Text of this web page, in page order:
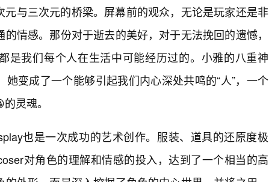
与三次元的桥梁。屏幕前的观众，无论是玩家还是非
情感。那份对于逝去的美好，对于无法挽回的遗憾，
是我们每个人在生活中可能经历过的。小雅的八重神
变成了一个能够引起我们内心深处共鸣的“人”，一个
灵魂。
也是一次成功的艺术创作。服装、道具的还原度极
对角色的理解和情感的投入，达到了一个相当的高